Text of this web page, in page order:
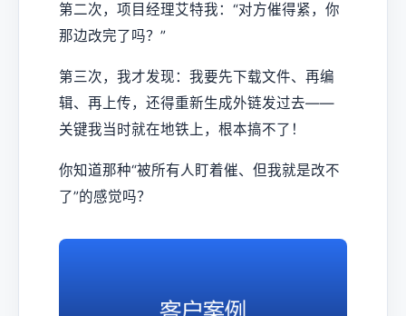
第二次，项目经理艾特我：“对方催得紧，你
那边改完了吗？”
第三次，我才发现：我要先下载文件、再编
辑、再上传，还得重新生成外链发过去——
关键我当时就在地铁上，根本搞不了！
你知道那种“被所有人盯着催、但我就是改不
了”的感觉吗？